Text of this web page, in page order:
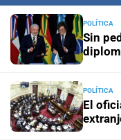
POLÍTICA
Sin
POLÍTICA
El